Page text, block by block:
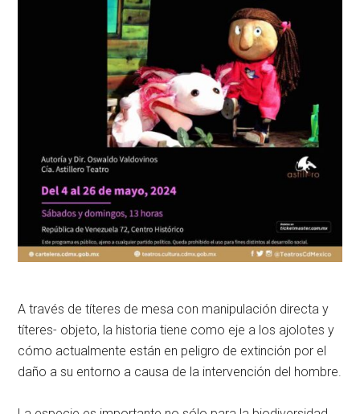
Através de títeres de mesa con manipulación directa y
títeres- objeto, la historia tiene como eje a los ajolotes y
cómo actualmente están en peligro de extinción por el
daño a su entorno a causa de la intervención del hombre.